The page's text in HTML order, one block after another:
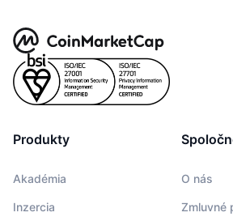
Produkty
Akadémia
Inzercia
O nás
Zmluvné